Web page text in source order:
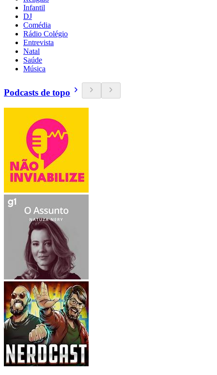
Infantil
DJ
Comédia
Rádio Colégio
Entrevista
Natal
Saúde
Música
Podcasts de topo